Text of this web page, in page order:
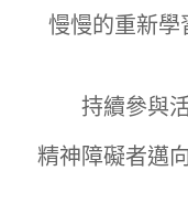
慢慢的重新學
持續參與
精神障礙者邁